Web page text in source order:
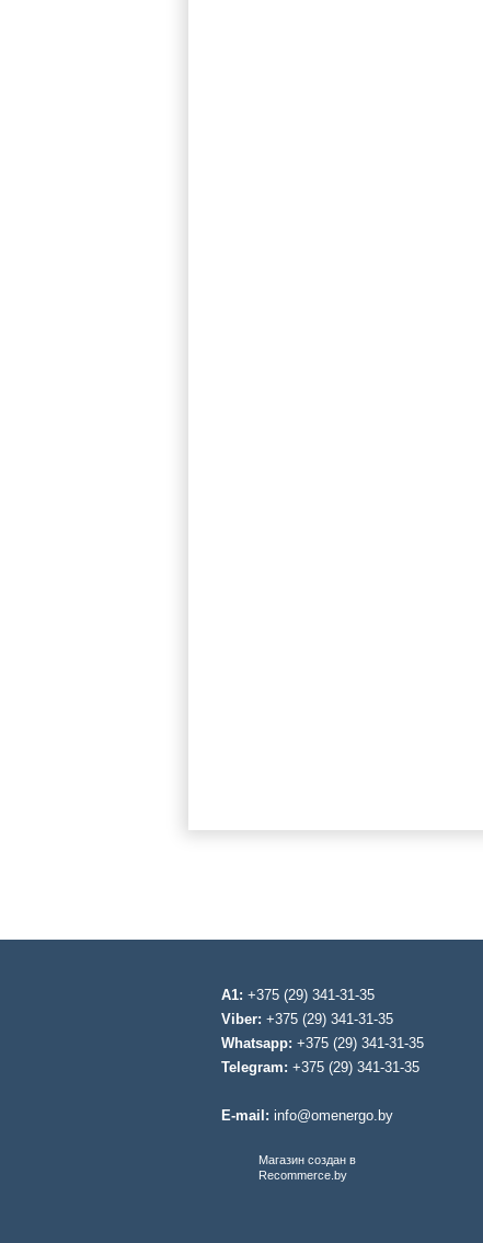
A1: +375 (29) 341-31-35
Viber: +375 (29) 341-31-35
Whatsapp: +375 (29) 341-31-35
Telegram: +375 (29) 341-31-35
E-mail: info@omenergo.by
Магазин создан в
Recommerce.by